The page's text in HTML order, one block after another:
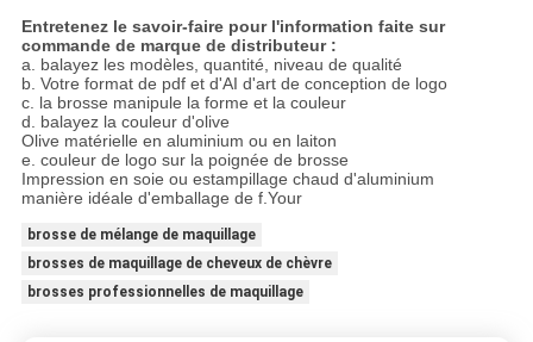
Entretenez le savoir-faire pour l'information faite sur
commande de marque de distributeur :
a. balayez les modèles, quantité, niveau de qualité
b. Votre format de pdf et d'AI d'art de conception de logo
c. la brosse manipule la forme et la couleur
d. balayez la couleur d'olive
Olive matérielle en aluminium ou en laiton
e. couleur de logo sur la poignée de brosse
Impression en soie ou estampillage chaud d'aluminium
manière idéale d'emballage de f.Your
brosse de mélange de maquillage
brosses de maquillage de cheveux de chèvre
brosses professionnelles de maquillage